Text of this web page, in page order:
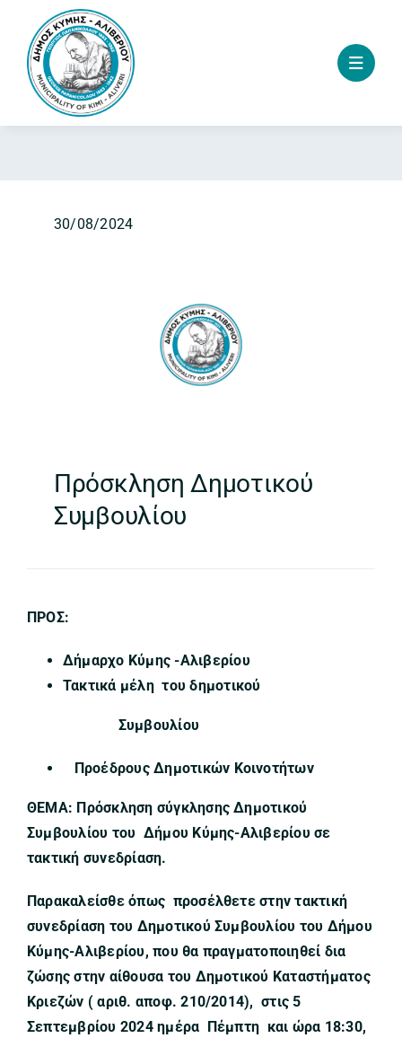
content
30/08/2024
Πρόσκληση Δημοτικού
Συμβουλίου
ΠΡΟΣ:
Δήμαρχο Κύμης -Αλιβερίου
Τακτικά μέλη του δημοτικού
Συμβουλίου
Προέδρους Δημοτικών Κοινοτήτων
ΘΕΜΑ: Πρόσκληση σύγκλησης Δημοτικού
Συμβουλίου του Δήμου Κύμης-Αλιβερίου σε
τακτική συνεδρίαση.
Παρακαλείσθε όπως προσέλθετε στην τακτική
συνεδρίαση του Δημοτικού Συμβουλίου του Δήμου
Κύμης-Αλιβερίου, που θα πραγματοποιηθεί δια
ζώσης στην αίθουσα του Δημοτικού Καταστήματος
Κριεζών ( αριθ. αποφ. 210/2014), στις 5
Σεπτεμβρίου 2024 ημέρα Πέμπτη και ώρα 18:30,